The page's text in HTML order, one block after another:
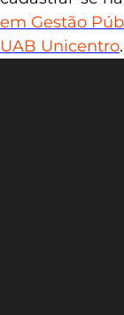
em Gestão
UAB Unicentro.